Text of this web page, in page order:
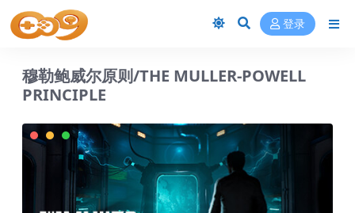
登录
穆勒鲍威尔原则/THE MULLER-POWELL
PRINCIPLE